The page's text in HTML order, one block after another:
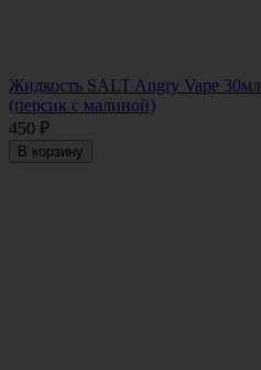
Жидкость SALT Angry Vape
(персик с малиной)
450 ₽
В корзину